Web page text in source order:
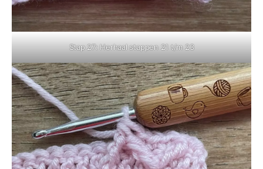
Stap 27: Herhaal stappen 21 t/m 23